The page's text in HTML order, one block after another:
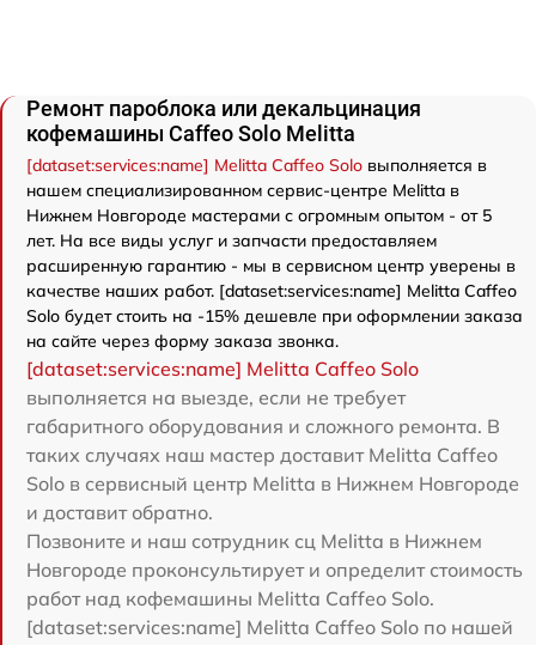
Ремонт пароблока или декальцинация
кофемашины Caffeo Solo Melitta
[dataset:services:name] Melitta Caffeo Solo выполняется в
нашем специализированном сервис-центре Melitta в
Нижнем Новгороде мастерами с огромным опытом - от 5
лет. На все виды услуг и запчасти предоставляем
расширенную гарантию - мы в сервисном центр уверены в
качестве наших работ. [dataset:services:name] Melitta Caffeo
Solo будет стоить на -15% дешевле при оформлении заказа
на сайте через форму заказа звонка.
[dataset:services:name] Melitta Caffeo Solo
выполняется на выезде, если не требует
габаритного оборудования и сложного ремонта. В
таких случаях наш мастер доставит Melitta Caffeo
Solo в сервисный центр Melitta в Нижнем Новгороде
и доставит обратно.
Позвоните и наш сотрудник сц Melitta в Нижнем
Новгороде проконсультирует и определит стоимость
работ над кофемашины Melitta Caffeo Solo.
[dataset:services:name] Melitta Caffeo Solo по нашей